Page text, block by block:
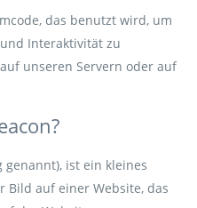
das benutzt wird, um
Interaktivität zu
unseren Servern oder auf
genannt), ist ein kleines
Bild auf einer Website, das